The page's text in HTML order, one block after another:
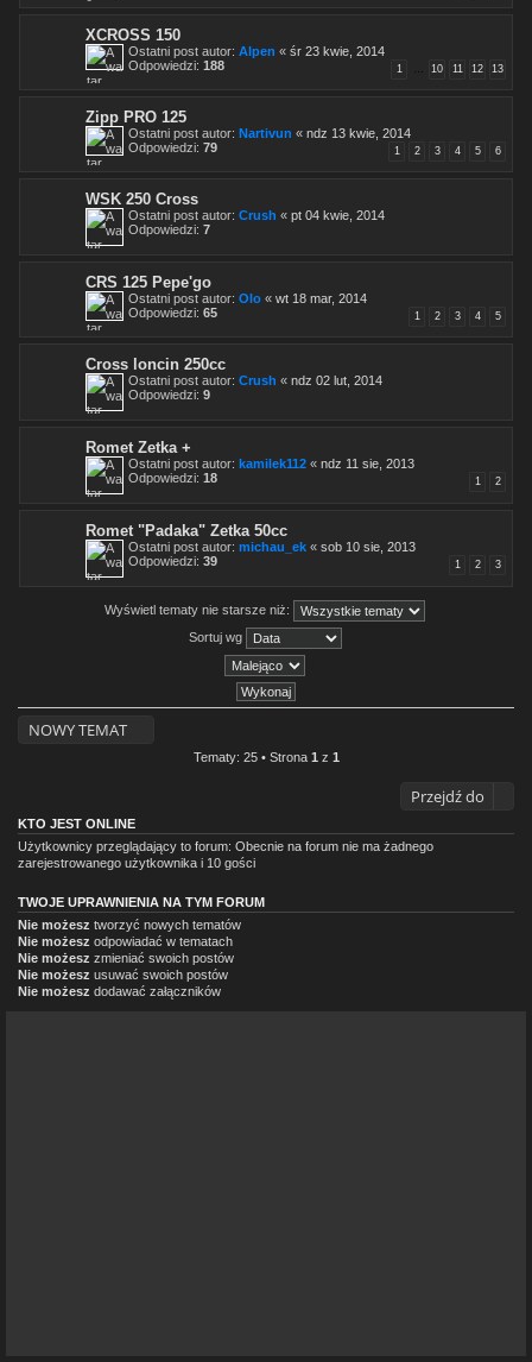
XCROSS 150
Ostatni post autor: Alpen « śr 23 kwie, 2014
Odpowiedzi: 188 1 10 11 12 13
Zipp PRO 125
Ostatni post autor: Nartivun « ndz 13 kwie, 2014
Odpowiedzi: 79 1 2 3 4 5 6
WSK 250 Cross
Ostatni post autor: Crush « pt 04 kwie, 2014
Odpowiedzi: 7
CRS 125 Pepe'go
Ostatni post autor: Olo « wt 18 mar, 2014
Odpowiedzi: 65 1 2 3 4 5
Cross loncin 250cc
Ostatni post autor: Crush « ndz 02 lut, 2014
Odpowiedzi: 9
Romet Zetka +
Ostatni post autor: kamilek112 « ndz 11 sie, 2013
Odpowiedzi: 18 1 2
Romet "Padaka" Zetka 50cc
Ostatni post autor: michau_ek « sob 10 sie, 2013
Odpowiedzi: 39 1 2 3
Wyświetl tematy nie starsze niż:
Sortuj wg
NOWY TEMAT
Tematy: 25 • Strona 1 z 1
Przejdź do
KTO JEST ONLINE
Użytkownicy przeglądający to forum: Obecnie na forum nie ma żadnego
zarejestrowanego użytkownika i 10 gości
TWOJE UPRAWNIENIA NA TYM FORUM
Nie możesz tworzyć nowych tematów
Nie możesz odpowiadać w tematach
Nie możesz zmieniać swoich postów
Nie możesz usuwać swoich postów
Nie możesz dodawać załączników